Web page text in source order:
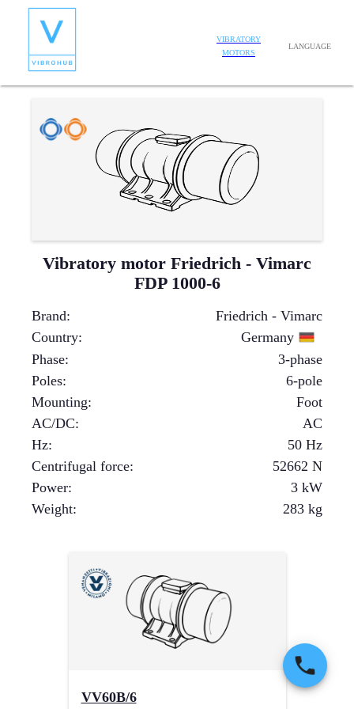
VIBRATORY
MOTORS
LANGUAGE
Vibratory motor Friedrich - Vimarc
FDP 1000-6
Brand:
Friedrich - Vimarc
Country:
Germany
Phase:
3-phase
Poles:
6-pole
Mounting:
Foot
AC/DC:
AC
Hz:
50 Hz
Centrifugal force: 52662 N
Power: 3 kW
Weight: 283 kg
VV60B/6